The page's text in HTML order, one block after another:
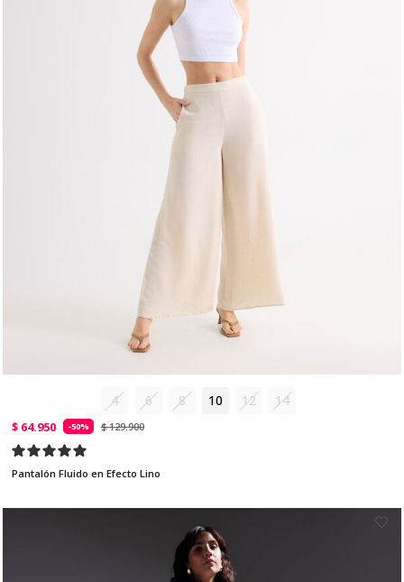
4 6 8 10 12 14
$ 64.950 -50% $ 129.900
Pantalón Fluido en Efecto Lino